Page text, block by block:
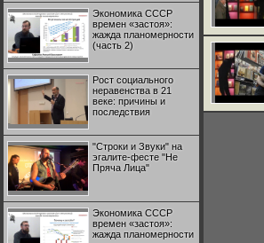
Экономика СССР
времен «застоя»:
жажда планомерности
(часть 2)
Рост социального
неравенства в 21
веке: причины и
последствия
"Строки и Звуки" на
эгалите-фесте "Не
Пряча Лица"
Экономика СССР
времен «застоя»:
жажда планомерности